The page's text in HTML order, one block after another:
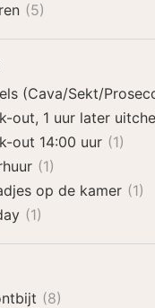
(5)
(Cava/Sekt/
out, 1 uur later
out 14:00 uur (1)
(1)
op de kamer (1)
(1)
(8)